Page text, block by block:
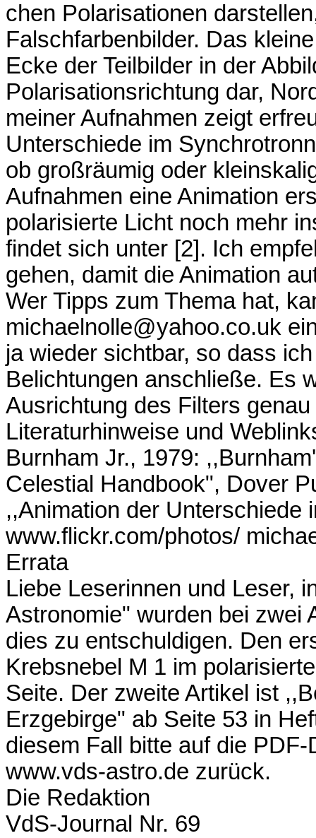
chen Polarisationen
Falschfarbenbilder. Das
Ecke der Teilbilder in der
Polarisationsrichtung dar,
meiner Aufnahmen zeigt
Unterschiede im
ob großräumig oder
Aufnahmen eine Animation
polarisierte Licht noch mehr
findet sich unter [2]. Ich
gehen, damit die Animation
Wer Tipps zum Thema hat,
michaelnolle@yahoo.co.uk
ja wieder sichtbar, so dass
Belichtungen anschließe. Es
Ausrichtung des Filters
Literaturhinweise und
Burnham Jr., 1979:
Celestial Handbook", Dover
,,Animation der Unterschiede
www.flickr.com/photos/
Errata
Liebe Leserinnen und Leser,
Astronomie" wurden bei zwei
dies zu entschuldigen. Den
Krebsnebel M 1 im
Seite. Der zweite Artikel ist
Erzgebirge" ab Seite 53 in
diesem Fall bitte auf die
www.vds-astro.de zurück.
Die Redaktion
VdS-Journal Nr. 69